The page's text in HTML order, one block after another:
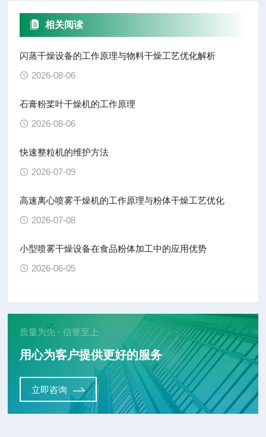
相关阅读
闪蒸干燥设备的工作原理与物料干燥工艺优化解析
2026-08-06
石膏粉桨叶干燥机的工作原理
2026-08-06
快速整粒机的维护方法
2026-07-09
高速离心喷雾干燥机的工作原理与粉体干燥工艺优化
2026-07-08
小型喷雾干燥设备在食品粉体加工中的应用优势
2026-06-05
质量为先 · 信誉至上
用心为客户提供更好的服务
立即咨询